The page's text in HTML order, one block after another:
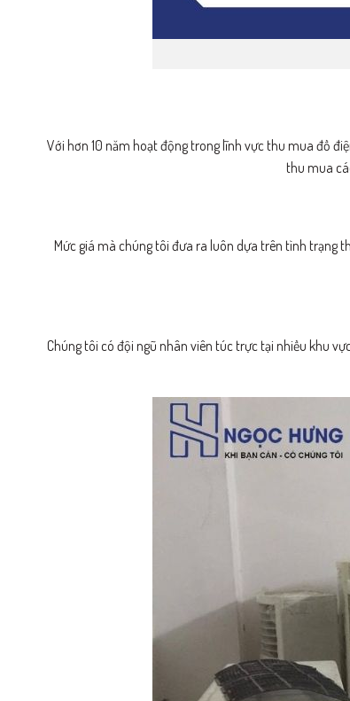
Với hơn 10 năm hoạt động trong lĩnh vực thu mua đồ
thu mua
Mức giá mà chúng tôi đưa ra luôn dựa trên tình trạng
Chúng tôi có đội ngũ nhân viên túc trực tại nhiều khu